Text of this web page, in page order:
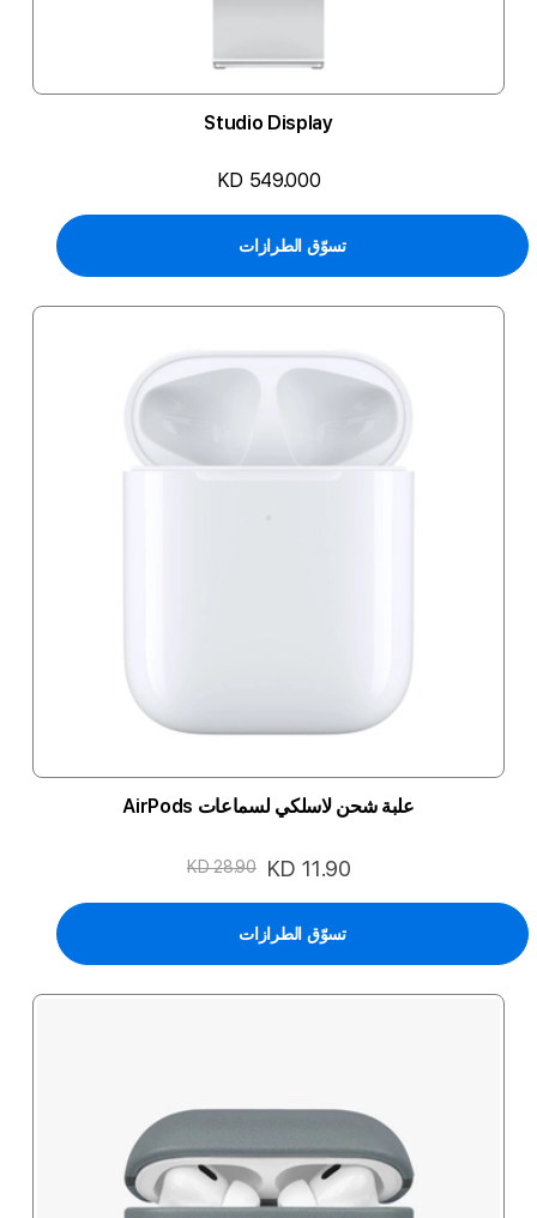
Studio Display
KD 549.000
تسوّق الطرازات
علبة شحن لاسلكي لسماعات AirPods
السعر
KD 11.90
KD 28.90
تسوّق الطرازات